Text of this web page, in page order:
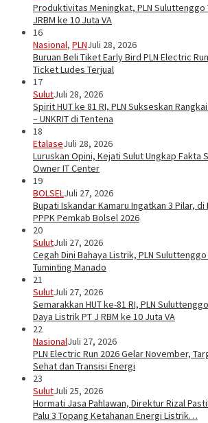
Produktivitas Meningkat, PLN Suluttenggo
JRBM ke 10 Juta VA
16
Nasional, PLNJuli 28, 2026
Buruan Beli Tiket Early Bird PLN Electric
Ticket Ludes Terjual
17
SulutJuli 28, 2026
Spirit HUT ke 81 RI, PLN Sukseskan
– UNKRIT di Tentena
18
EtalaseJuli 28, 2026
Luruskan Opini, Kejati Sulut Ungkap Fakta
Owner IT Center
19
BOLSELJuli 27, 2026
Bupati Iskandar Kamaru Ingatkan 3 Pilar,
PPPK Pemkab Bolsel 2026
20
SulutJuli 27, 2026
Cegah Dini Bahaya Listrik, PLN
Tuminting Manado
21
SulutJuli 27, 2026
Semarakkan HUT ke-81 RI, PLN
Daya Listrik PT J RBM ke 10 Juta VA
22
NasionalJuli 27, 2026
PLN Electric Run 2026 Gelar November,
Sehat dan Transisi Energi
23
SulutJuli 25, 2026
Hormati Jasa Pahlawan, Direktur Rizal
Palu 3 Topang Ketahanan Energi Listrik…